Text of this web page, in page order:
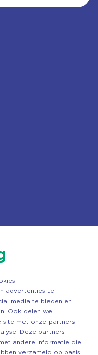
advertenties te
media te bieden en
Ook delen we
site met onze partners
Deze partners
andere informatie die
verzameld op basis